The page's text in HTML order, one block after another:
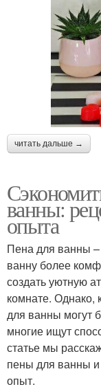
читать дальше →
ванны:
опыта
Пена для ванны –
ванну более
создать уютную
комнате. Однако,
для ванны могут
многие ищут
статье мы
пены для ванны
опыт.